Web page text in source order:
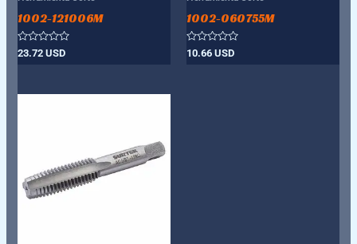
1002-121006M
Valorado
con
23.72USD
1002-060755M
Valorado
con
10.66 USD